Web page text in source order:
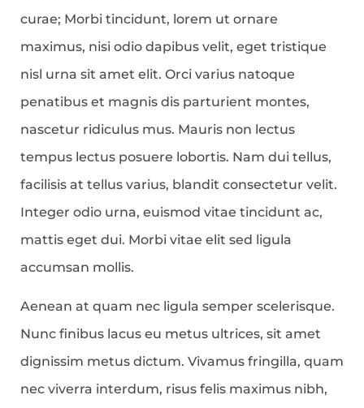
curae; Morbi tincidunt, lorem ut ornare
maximus, nisi odio dapibus velit, eget tristique
nisl urna sit amet elit. Orci varius natoque
penatibus et magnis dis parturient montes,
nascetur ridiculus mus. Mauris non lectus
tempus lectus posuere lobortis. Nam dui tellus,
facilisis at tellus varius, blandit consectetur velit.
Integer odio urna, euismod vitae tincidunt ac,
mattis eget dui. Morbi vitae elit sed ligula
accumsan mollis.
Aenean at quam nec ligula semper scelerisque.
Nunc finibus lacus eu metus ultrices, sit amet
dignissim metus dictum. Vivamus fringilla, quam
nec viverra interdum, risus felis maximus nibh,